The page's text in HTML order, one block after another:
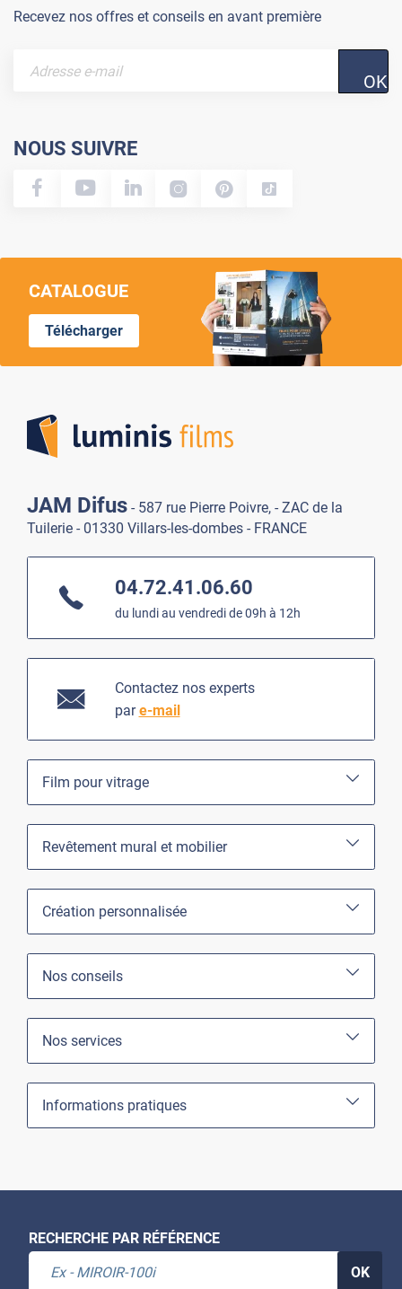
Recevez nos offres et conseils en avant première
OK
NOUS SUIVRE
CATALOGUE
Télécharger
JAM Difus - 587 rue Pierre Poivre, - ZAC de la
Tuilerie - 01330 Villars-les-dombes - FRANCE
04.72.41.06.60
du lundi au vendredi de 09h à 12h
Contactez nos experts
pare-mail
Film pour vitrage
Revêtement mural et mobilier
Création personnalisée
Nos conseils
Nos services
Informations pratiques
RECHERCHE PAR RÉFÉRENCE
OK